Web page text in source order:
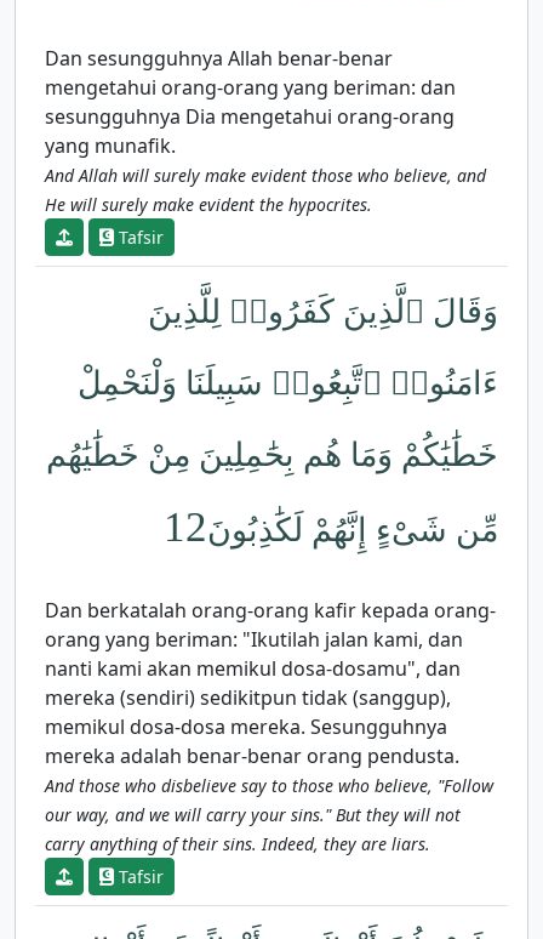
Dan sesungguhnya Allah benar-benar
mengetahui orang-orang yang beriman: dan
sesungguhnya Dia mengetahui orang-orang
yang munafik.
And Allah will surely make evident those who believe, and
He will surely make evident the hypocrites.
Tafsir
وَقَالَ ٱلَّذِينَ كَفَرُوا۟ لِلَّذِينَ
ءَامَنُوا۟ ٱتَّبِعُوا۟ سَبِيلَنَا وَلْنَحْمِلْ
خَطَٰيَٰكُمْ وَمَا هُم بِحَٰمِلِينَ مِنْ خَطَٰيَٰهُم
مِّن شَىْءٍ إِنَّهُمْ لَكَٰذِبُونَ12
Dan berkatalah orang-orang kafir kepada orang-
orang yang beriman: "Ikutilah jalan kami, dan
nanti kami akan memikul dosa-dosamu", dan
mereka (sendiri) sedikitpun tidak (sanggup),
memikul dosa-dosa mereka. Sesungguhnya
mereka adalah benar-benar orang pendusta.
And those who disbelieve say to those who believe, "Follow
our way, and we will carry your sins." But they will not
carry anything of their sins. Indeed, they are liars.
Tafsir